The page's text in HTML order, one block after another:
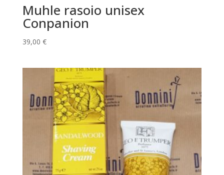
Muhle rasoio unisex
Conpanion
39,00 €